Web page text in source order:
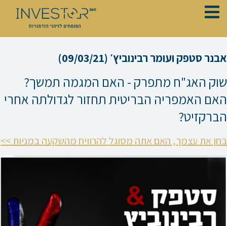
דילוג
אבנר סטפק ועומר רבינוביץ׳ (09/03/21)
שוק האג"ח מתפרק - האם המגמה תמשך?
האם האמפריה הבריטית תחזור לגדולתה אחרי
הברקזיט?
בחן את עצמך, האם אתה מסוגל להרוויח מהשקעה במניות >>